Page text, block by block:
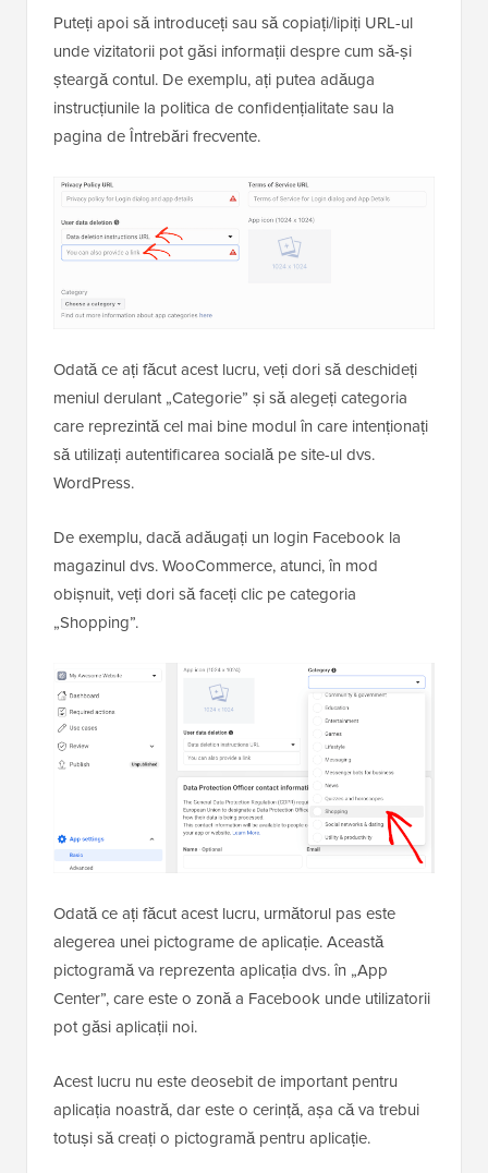
Puteți apoi să introduceți sau să copiați/lipiți URL-ul
unde vizitatorii pot găsi informații despre cum să-și
șteargă contul. De exemplu, ați putea adăuga
instrucțiunile la politica de confidențialitate sau la
pagina de Întrebări frecvente.
Odată ce ați făcut acest lucru, veți dori să deschideți
meniul derulant „Categorie” și să alegeți categoria
care reprezintă cel mai bine modul în care intenționați
să utilizați autentificarea socială pe site-ul dvs.
WordPress.
De exemplu, dacă adăugați un login Facebook la
magazinul dvs. WooCommerce, atunci, în mod
obișnuit, veți dori să faceți clic pe categoria
„Shopping”.
Odată ce ați făcut acest lucru, următorul pas este
alegerea unei pictograme de aplicație. Această
pictogramă va reprezenta aplicația dvs. în „App
Center”, care este o zonă a Facebook unde utilizatorii
pot găsi aplicații noi.
Acest lucru nu este deosebit de important pentru
aplicația noastră, dar este o cerință, așa că va trebui
totuși să creați o pictogramă pentru aplicație.